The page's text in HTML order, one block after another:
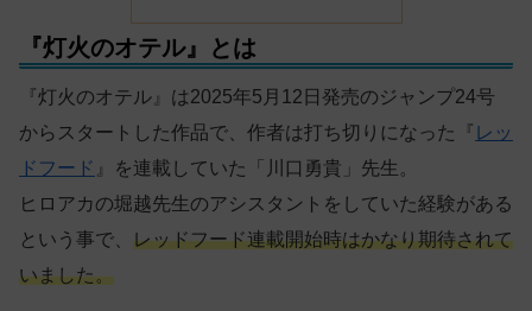
『灯火のオテル』とは
『灯火のオテル』は2025年5月12日発売のジャンプ24号
からスタートした作品で、作者は打ち切りになった『 レッ
ドフード 』を連載していた「川口勇貴」先生。
ヒロアカの堀越先生のアシスタントをしていた経験がある
という事で、 レッドフード連載開始時はかなり期待されて
いました。